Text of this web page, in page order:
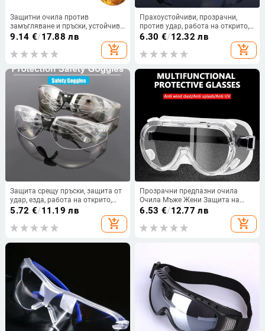
Защитни очила против
замъгляване и пръски, устойчиви
на прах, устойчиви на вятър,
работни лабораторни очила,
защита на очите, защитни очила
9.14 €/17.88 лв
add_shopping_cart
Прахоустойчиви, прозрачни,
против удар, работа на открито,
антилазерна лаборатория,
защитни очила, очила, очила,
защита на очите
6.30 €/12.32 лв
add_shopping_cart
Защита срещу пръски, защита от
удар, езда, работа на открито,
защита от колоездене, очила,
очила, защитни очила, предпазни
очила
5.72 €/11.19 лв
add_shopping_cart
Прозрачни предпазни очила
Очила Мъже Жени Защита на
очите Офроуд Колоездене
Безопасност Антипрах Защита
на очила Moto Прахоустойчиви
6.53 €/12.77 лв
add_shopping_cart